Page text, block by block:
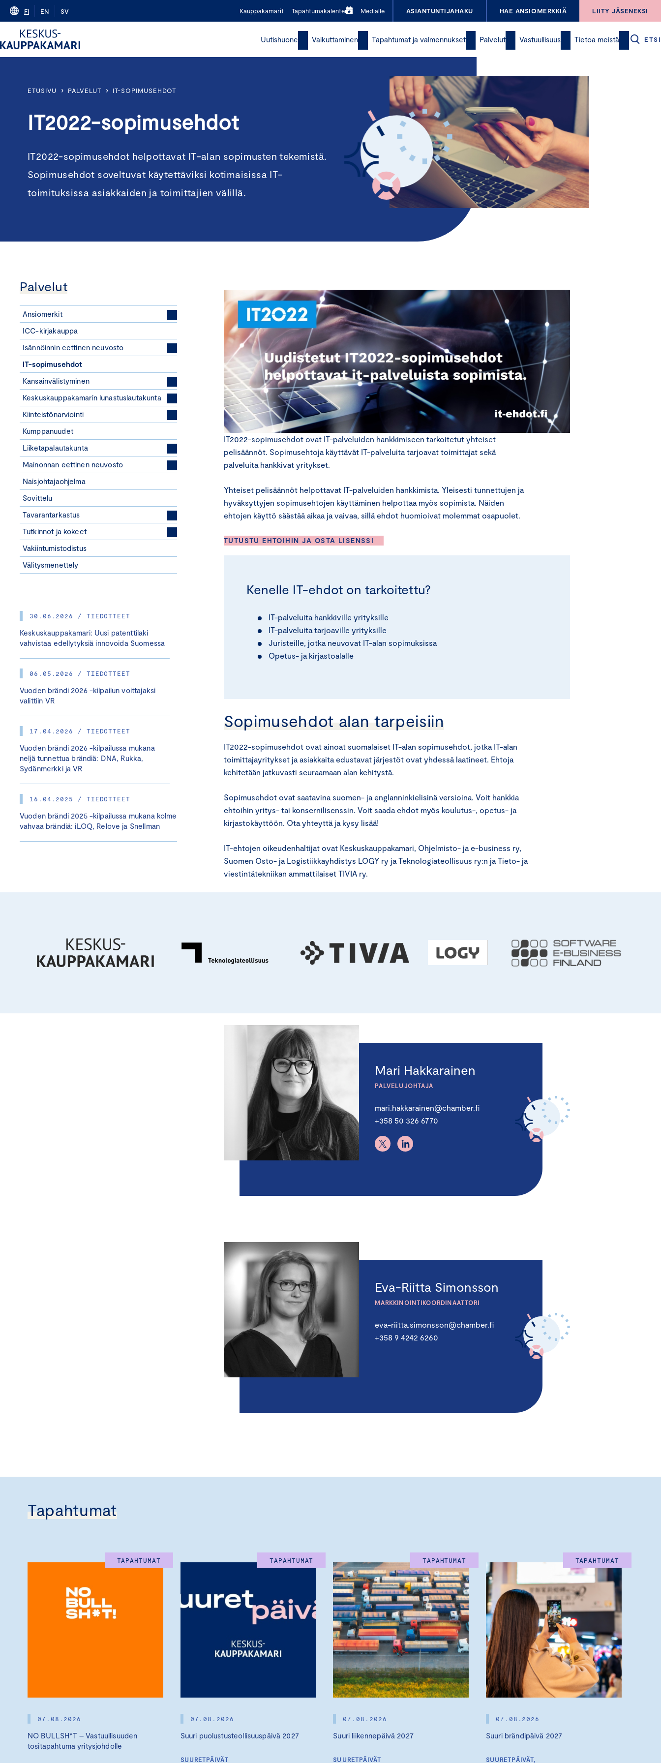
Skip
content
FI EN SV Kauppakamarit Tapahtumakalenteri Medialle ASIANTUNTIJAHAKU HAE ANSIOMERKKIÄ LIITY JÄSENEKSI
Uutishuone Vaikuttaminen Tapahtumat ja valmennukset Palvelut Vastuullisuus Tietoa meistä ETSI
ETUSIVU › PALVELUT › IT-SOPIMUSEHDOT
IT2022-sopimusehdot
IT2022-sopimusehdot helpottavat IT-alan sopimusten tekemistä.
Sopimusehdot soveltuvat käytettäviksi kotimaisissa IT-
toimituksissa asiakkaiden ja toimittajien välillä.
Palvelut
Ansiomerkit
ICC-kirjakauppa
Isännöinnin eettinen neuvosto
IT-sopimusehdot
Kansainvälistyminen
Keskuskauppakamarin lunastuslautakunta
Kiinteistönarviointi
Kumppanuudet
Liiketapalautakunta
Mainonnan eettinen neuvosto
Naisjohtajaohjelma
Sovittelu
Tavarantarkastus
Tutkinnot ja kokeet
Vakiintumistodistus
Välitysmenettely
30.06.2026 / TIEDOTTEET
Keskuskauppakamari: Uusi patenttilaki
vahvistaa edellytyksiä innovoida Suomessa
06.05.2026 / TIEDOTTEET
Vuoden brändi 2026 -kilpailun voittajaksi
valittiin VR
17.04.2026 / TIEDOTTEET
Vuoden brändi 2026 -kilpailussa mukana
neljä tunnettua brändiä: DNA, Rukka,
Sydänmerkki ja VR
16.04.2025 / TIEDOTTEET
Vuoden brändi 2025 -kilpailussa mukana kolme
vahvaa brändiä: iLOQ, Relove ja Snellman
IT2022-sopimusehdot ovat IT-palveluiden hankkimiseen tarkoitetut yhteiset
pelisäännöt. Sopimusehtoja käyttävät IT-palveluita tarjoavat toimittajat sekä
palveluita hankkivat yritykset.
Yhteiset pelisäännöt helpottavat IT-palveluiden hankkimista. Yleisesti tunnettujen ja
hyväksyttyjen sopimusehtojen käyttäminen helpottaa myös sopimista. Näiden
ehtojen käyttö säästää aikaa ja vaivaa, sillä ehdot huomioivat molemmat osapuolet.
TUTUSTU EHTOIHIN JA OSTA LISENSSI
Kenelle IT-ehdot on tarkoitettu?
IT-palveluita hankkiville yrityksille
IT-palveluita tarjoaville yrityksille
Juristeille, jotka neuvovat IT-alan sopimuksissa
Opetus- ja kirjastoalalle
Sopimusehdot alan tarpeisiin
IT2022-sopimusehdot ovat ainoat suomalaiset IT-alan sopimusehdot, jotka IT-alan
toimittajayritykset ja asiakkaita edustavat järjestöt ovat yhdessä laatineet. Ehtoja
kehitetään jatkuvasti seuraamaan alan kehitystä.
Sopimusehdot ovat saatavina suomen- ja englanninkielisinä versioina. Voit hankkia
ehtoihin yritys- tai konsernilisenssin. Voit saada ehdot myös koulutus-, opetus- ja
kirjastokäyttöön. Ota yhteyttä ja kysy lisää!
IT-ehtojen oikeudenhaltijat ovat Keskuskauppakamari, Ohjelmisto- ja e-business ry,
Suomen Osto- ja Logistiikkayhdistys LOGY ry ja Teknologiateollisuus ry:n ja Tieto- ja
viestintätekniikan ammattilaiset TIVIA ry.
Mari Hakkarainen
PALVELUJOHTAJA
mari.hakkarainen@chamber.fi
+358 50 326 6770
Eva-Riitta Simonsson
MARKKINOINTIKOORDINAATTORI
eva-riitta.simonsson@chamber.fi
+358 9 4242 6260
Tapahtumat
TAPAHTUMAT
07.08.2026
NO BULLSH*T – Vastuullisuuden
tositapahtuma yritysjohdolle
TAPAHTUMAT
07.08.2026
Suuri puolustusteollisuuspäivä 2027
SUURETPÄIVÄT
TAPAHTUMAT
07.08.2026
Suuri liikennepäivä 2027
SUURETPÄIVÄT
TAPAHTUMAT
07.08.2026
Suuri brändipäivä 2027
SUURETPÄIVÄT,